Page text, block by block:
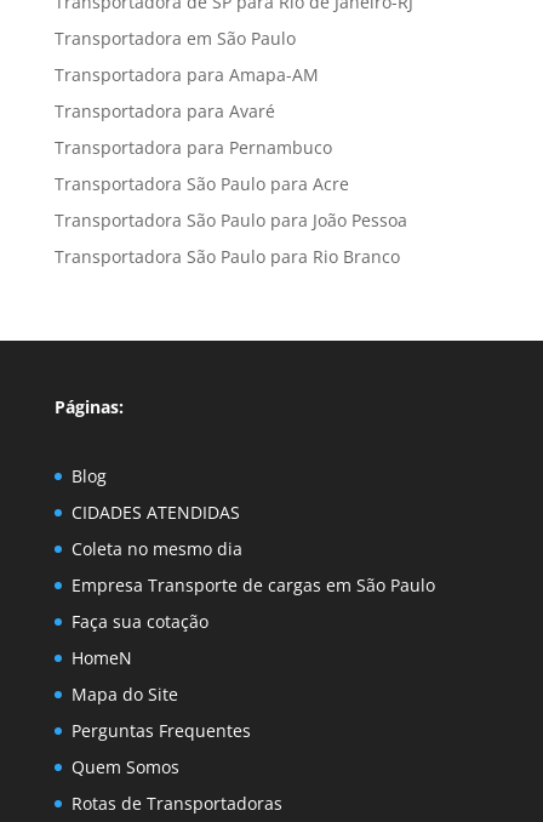
Transportadora em São Paulo
Transportadora para Amapa-AM
Transportadora para Avaré
Transportadora para Pernambuco
Transportadora São Paulo para Acre
Transportadora São Paulo para João Pessoa
Transportadora São Paulo para Rio Branco
Páginas:
Blog
CIDADES ATENDIDAS
Coleta no mesmo dia
Empresa Transporte de cargas em São Paulo
Faça sua cotação
HomeN
Mapa do Site
Perguntas Frequentes
Quem Somos
Rotas de Transportadoras